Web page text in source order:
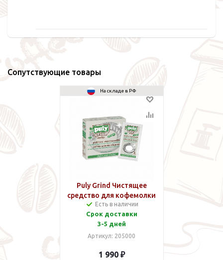
Сопутствующие товары
На складе в РФ
Puly Grind Чистящее
средство для кофемолки
Есть в наличии
Срок доставки
3-5 дней
Артикул: 205000
1 990 ₽